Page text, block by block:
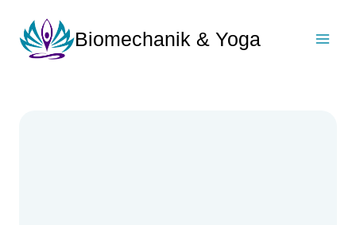
Biomechanik & Yoga